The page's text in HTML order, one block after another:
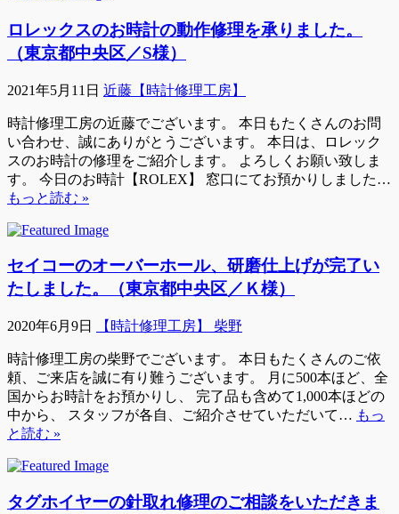
ロレックスのお時計の動作修理を承りました。
（東京都中央区／S様）
2021年5月11日 近藤【時計修理工房】
時計修理工房の近藤でございます。 本日もたくさんのお問
い合わせ、誠にありがとうございます。 本日は、ロレック
スのお時計の修理をご紹介します。 よろしくお願い致しま
す。 今日のお時計【ROLEX】 窓口にてお預かりしました…
もっと読む »
セイコーのオーバーホール、研磨仕上げが完了い
たしました。（東京都中央区／Ｋ様）
2020年6月9日 【時計修理工房】 柴野
時計修理工房の柴野でございます。 本日もたくさんのご依
頼、ご来店を誠に有り難うございます。 月に500本ほど、全
国からお時計をお預かりし、 完了品も含めて1,000本ほどの
中から、 スタッフが各自、ご紹介させていただいて… もっ
と読む »
タグホイヤーの針取れ修理のご相談をいただきま